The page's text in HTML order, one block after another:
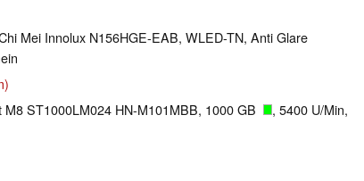
Mei Innolux N156HGE-EAB, WLED-TN, Anti Glare
ST1000LM024 HN-M101MBB, 1000 GB
, 5400 U/Min,